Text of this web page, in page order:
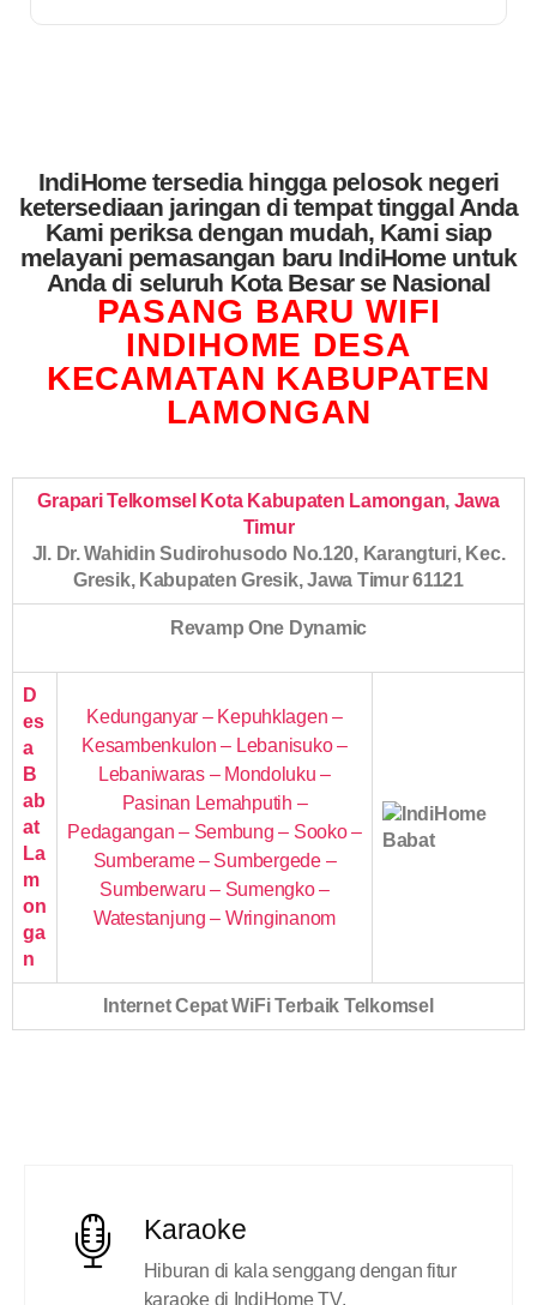
IndiHome tersedia hingga pelosok negeri
ketersediaan jaringan di tempat tinggal Anda
Kami periksa dengan mudah, Kami siap
melayani pemasangan baru IndiHome untuk
Anda di seluruh Kota Besar se Nasional
PASANG BARU WIFI
INDIHOME DESA
KECAMATAN KABUPATEN
LAMONGAN
Grapari Telkomsel Kota Kabupaten Lamongan, Jawa
Timur
Jl. Dr. Wahidin Sudirohusodo No.120, Karangturi, Kec.
Gresik, Kabupaten Gresik, Jawa Timur 61121
Revamp One Dynamic
D
es
a
B
ab
at
La
m
on
ga
n
Kedunganyar – Kepuhklagen –
Kesambenkulon – Lebanisuko –
Lebaniwaras – Mondoluku –
Pasinan Lemahputih –
Pedagangan – Sembung – Sooko –
Sumberame – Sumbergede –
Sumberwaru – Sumengko –
Watestanjung – Wringinanom
Internet Cepat WiFi Terbaik Telkomsel
Karaoke
Hiburan di kala senggang dengan fitur
karaoke di IndiHome TV.